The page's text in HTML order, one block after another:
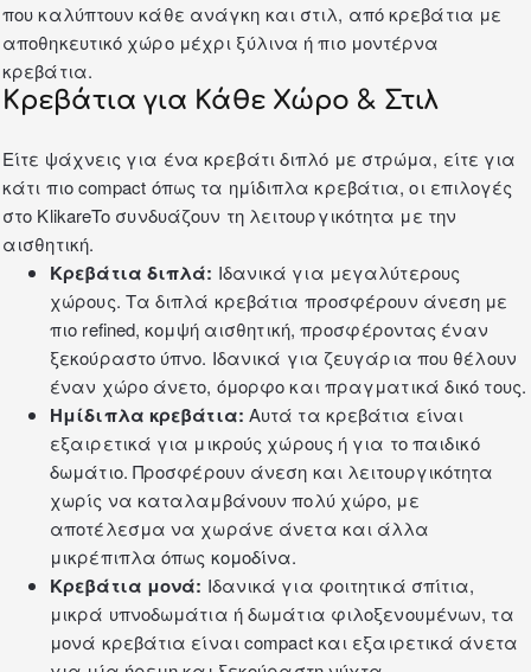
που καλύπτουν κάθε ανάγκη και στιλ, από κρεβάτια με
αποθηκευτικό χώρο μέχρι ξύλινα ή πιο μοντέρνα
κρεβάτια.
Κρεβάτια για Κάθε Χώρο & Στιλ
Είτε ψάχνεις για ένα κρεβάτι διπλό με στρώμα, είτε για
κάτι πιο compact όπως τα ημίδιπλα κρεβάτια, οι επιλογές
στο KlikareTo συνδυάζουν τη λειτουργικότητα με την
αισθητική.
Κρεβάτια διπλά: Ιδανικά για μεγαλύτερους
χώρους. Τα διπλά κρεβάτια προσφέρουν άνεση με
πιο refined, κομψή αισθητική, προσφέροντας έναν
ξεκούραστο ύπνο. Ιδανικά για ζευγάρια που θέλουν
έναν χώρο άνετο, όμορφο και πραγματικά δικό τους.
Ημίδιπλα κρεβάτια: Αυτά τα κρεβάτια είναι
εξαιρετικά για μικρούς χώρους ή για τοπαιδικό
δωμάτιο. Προσφέρουν άνεση και λειτουργικότητα
χωρίς να καταλαμβάνουν πολύ χώρο, με
αποτέλεσμα να χωράνε άνετα και άλλα
μικρέπιπλα όπως κομοδίνα.
Κρεβάτια μονά: Ιδανικά για φοιτητικά σπίτια,
μικρά υπνοδωμάτια ή δωμάτια φιλοξενουμένων, τα
μονά κρεβάτια είναι compact και εξαιρετικά άνετα